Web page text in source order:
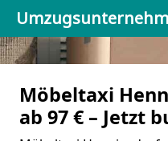
Möbeltaxi
ab 97 € – Jetzt